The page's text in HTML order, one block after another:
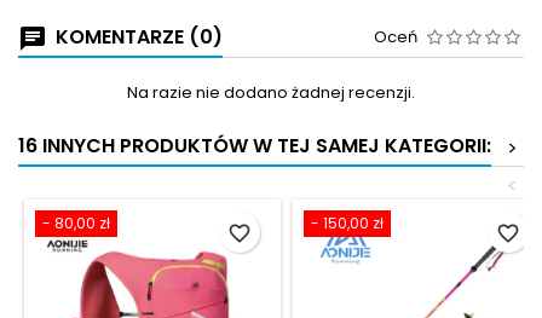
KOMENTARZE (0) Oceń
Na razie nie dodano żadnej recenzji.
16 INNYCH PRODUKTÓW W TEJ SAMEJ KATEGORII:
>
<
- 80,00 zł favorite_border - 150,00 zł favorite_border